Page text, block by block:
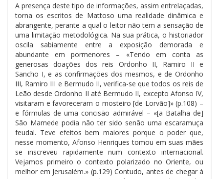
A presença deste tipo de informações, assim entrelaçadas,
torna os escritos de Mattoso uma realidade dinâmica e
abrangente, perante a qual o leitor não tem a sensação de
uma limitação metodológica. Na sua prática, o historiador
oscila sabiamente entre a exposição demorada e
abundante em pormenores – «Tendo em conta as
generosas doações dos reis Ordonho II, Ramiro II e
Sancho I, e as confirmações dos mesmos, e de Ordonho
III, Ramiro III e Bermudo II, verifica-se que todos os reis de
Leão desde Ordonho II até Bermudo II, excepto Afonso IV,
visitaram e favoreceram o mosteiro [de Lorvão]» (p.108) –
e fórmulas de uma concisão admirável – «[a Batalha de]
São Mamede podia não ter sido senão uma escaramuça
feudal. Teve efeitos bem maiores porque o poder que,
nesse momento, Afonso Henriques tomou em suas mães
se inscreveu rapidamente num contexto internacional.
Vejamos primeiro o contexto polarizado no Oriente, ou
melhor em Jerusalém.» (p.129) Contudo, antes de chegar à